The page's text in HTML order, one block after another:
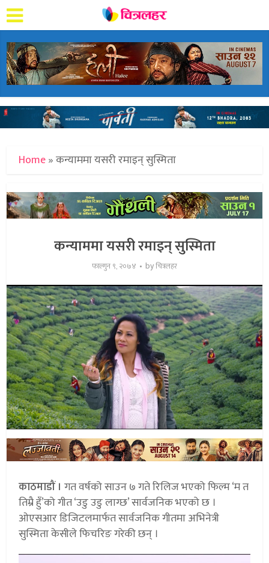
Home»कन्याममा यसरी रमाइन् सुस्मिता
कन्याममा यसरी रमाइन् सुस्मिता
फाल्गुन ९, २०७४ byचित्रलहर
काठमाडौं । गत वर्षको साउन ७ गते रिलिज भएको फिल्म ‘म त
तिम्रै हुँ’को गीत ‘उडु उडु लाग्छ’ सार्वजनिक भएको छ ।
ओएसआर डिजिटलमार्फत सार्वजनिक गीतमा अभिनेत्री
सुस्मिता केसीले फिचरिङ गरेकी छन् ।